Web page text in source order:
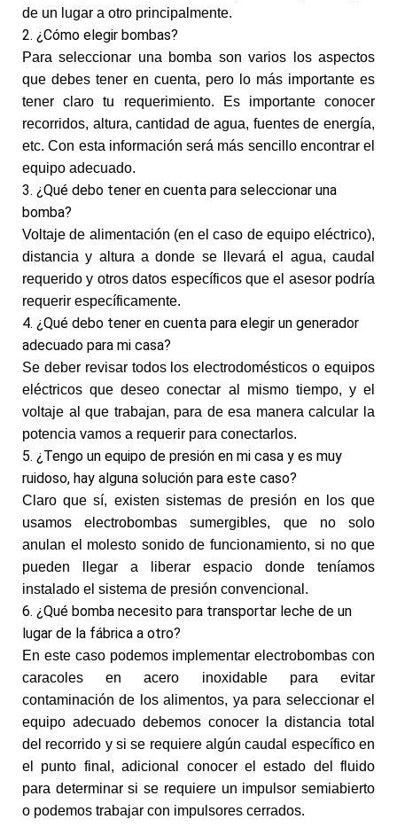
(+57) 316 168 33 81
de un lugar a otro principalmente.
2. ¿Cómo elegir bombas?
Para seleccionar una bomba son varios los aspectos
que debes tener en cuenta, pero lo más importante es
tener claro tu requerimiento. Es importante conocer
recorridos, altura, cantidad de agua, fuentes de energía,
etc. Con esta información será más sencillo encontrar el
equipo adecuado.
3. ¿Qué debo tener en cuenta para seleccionar una
bomba?
Voltaje de alimentación (en el caso de equipo eléctrico),
distancia y altura a donde se llevará el agua, caudal
requerido y otros datos específicos que el asesor podría
requerir específicamente.
4. ¿Qué debo tener en cuenta para elegir un generador
adecuado para mi casa?
Se deber revisar todos los electrodomésticos o equipos
eléctricos que deseo conectar al mismo tiempo, y el
voltaje al que trabajan, para de esa manera calcular la
potencia vamos a requerir para conectarlos.
5. ¿Tengo un equipo de presión en mi casa y es muy
ruidoso, hay alguna solución para este caso?
Claro que sí, existen sistemas de presión en los que
usamos electrobombas sumergibles, que no solo
anulan el molesto sonido de funcionamiento, si no que
pueden llegar a liberar espacio donde teníamos
instalado el sistema de presión convencional.
6. ¿Qué bomba necesito para transportar leche de un
lugar de la fábrica a otro?
En este caso podemos implementar electrobombas con
caracoles en acero inoxidable para evitar
contaminación de los alimentos, ya para seleccionar el
equipo adecuado debemos conocer la distancia total
del recorrido y si se requiere algún caudal específico en
el punto final, adicional conocer el estado del fluido
para determinar si se requiere un impulsor semiabierto
o podemos trabajar con impulsores cerrados.